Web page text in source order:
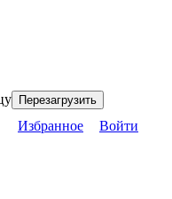
Перезагрузить
Избранное Войти